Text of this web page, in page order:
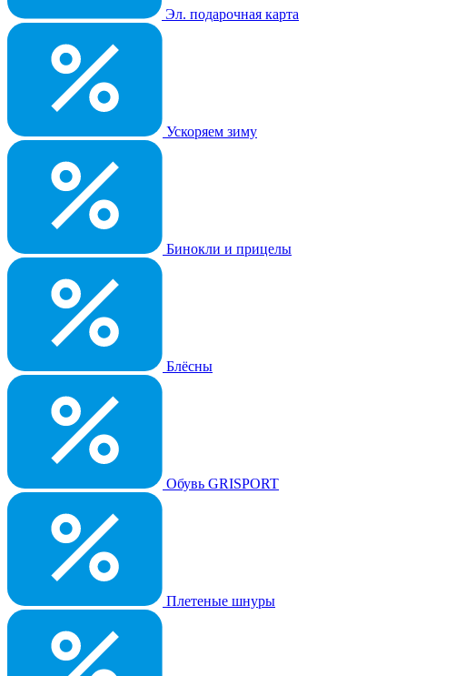
Эл. подарочная карта
Ускоряем зиму
Бинокли и прицелы
Блёсны
Обувь GRISPORT
Плетеные шнуры